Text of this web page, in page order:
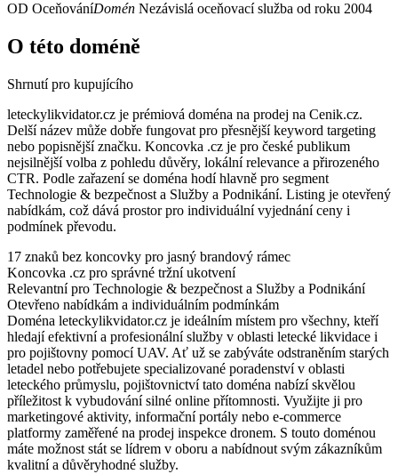
OD OceňováníDomén Nezávislá oceňovací služba od roku 2004
O této doméně
Shrnutí pro kupujícího
leteckylikvidator.cz je prémiová doména na prodej na Cenik.cz.
Delší název může dobře fungovat pro přesnější keyword targeting
nebo popisnější značku. Koncovka .cz je pro české publikum
nejsilnější volba z pohledu důvěry, lokální relevance a přirozeného
CTR. Podle zařazení se doména hodí hlavně pro segment
Technologie & bezpečnost a Služby a Podnikání. Listing je otevřený
nabídkám, což dává prostor pro individuální vyjednání ceny i
podmínek převodu.
17 znaků bez koncovky pro jasný brandový rámec
Koncovka .cz pro správné tržní ukotvení
Relevantní pro Technologie & bezpečnost a Služby a Podnikání
Otevřeno nabídkám a individuálním podmínkám
Doména leteckylikvidator.cz je ideálním místem pro všechny, kteří
hledají efektivní a profesionální služby v oblasti letecké likvidace i
pro pojištovny pomocí UAV. Ať už se zabýváte odstraněním starých
letadel nebo potřebujete specializované poradenství v oblasti
leteckého průmyslu, pojištovnictví tato doména nabízí skvělou
příležitost k vybudování silné online přítomnosti. Využijte ji pro
marketingové aktivity, informační portály nebo e-commerce
platformy zaměřené na prodej inspekce dronem. S touto doménou
máte možnost stát se lídrem v oboru a nabídnout svým zákazníkům
kvalitní a důvěryhodné služby.